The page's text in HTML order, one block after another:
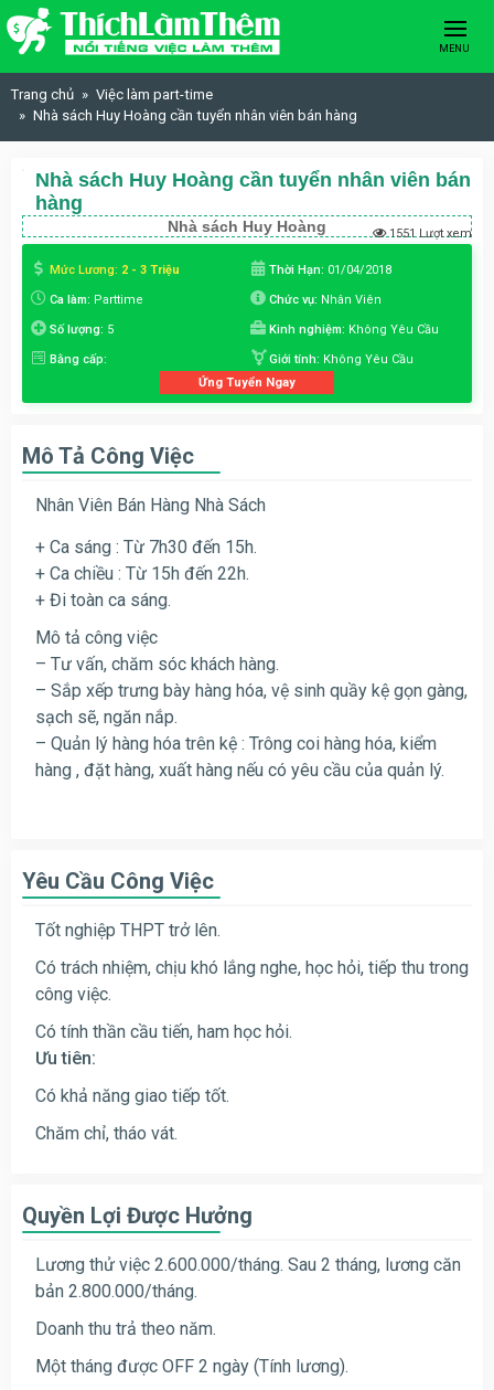
Skip to content
MENU
Trang chủ
Việc làm part-time
Nhà sách Huy Hoàng cần tuyển nhân viên bán hàng
Nhà sách Huy Hoàng cần tuyển nhân viên bán
hàng
Nhà sách Huy Hoàng 1551 Lượt xem
Mức Lương: 2 - 3 Triệu Thời Hạn: 01/04/2018
Ca làm: Parttime Chức vụ: Nhân Viên
Số lượng: 5 Kinh nghiệm: Không Yêu Cầu
Bằng cấp: Giới tính: Không Yêu Cầu
Ứng Tuyển Ngay
Mô Tả Công Việc
Nhân Viên Bán Hàng Nhà Sách
+ Ca sáng : Từ 7h30 đến 15h.
+ Ca chiều : Từ 15h đến 22h.
+ Đi toàn ca sáng.
Mô tả công việc
– Tư vấn, chăm sóc khách hàng.
– Sắp xếp trưng bày hàng hóa, vệ sinh quầy kệ gọn gàng,
sạch sẽ, ngăn nắp.
– Quản lý hàng hóa trên kệ : Trông coi hàng hóa, kiểm
hàng , đặt hàng, xuất hàng nếu có yêu cầu của quản lý.
Yêu Cầu Công Việc
Tốt nghiệp THPT trở lên.
Có trách nhiệm, chịu khó lắng nghe, học hỏi, tiếp thu trong
công việc.
Có tính thần cầu tiến, ham học hỏi.
Ưu tiên:
Có khả năng giao tiếp tốt.
Chăm chỉ, tháo vát.
Quyền Lợi Được Hưởng
Lương thử việc 2.600.000/tháng. Sau 2 tháng, lương căn
bản 2.800.000/tháng.
Doanh thu trả theo năm.
Một tháng được OFF 2 ngày (Tính lương).